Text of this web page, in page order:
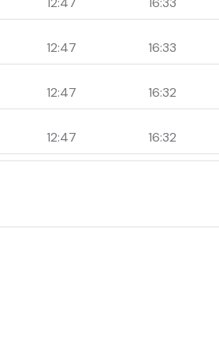
12:47 16:33
12:47 16:32
12:47 16:32